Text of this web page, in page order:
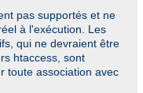
pas supportés et ne
à l'exécution. Les
qui ne devraient être
htaccess, sont
toute association avec